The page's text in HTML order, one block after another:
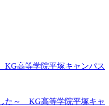
高等学院平塚キャンパス
た～ KG高等学院平塚キャ